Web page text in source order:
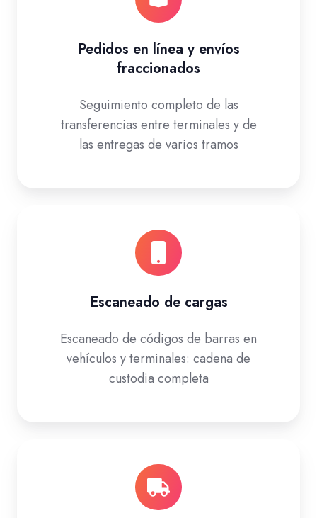
Pedidos en línea y envíos
fraccionados
Seguimiento completo de las
transferencias entre terminales y de
las entregas de varios tramos
Escaneado de cargas
Escaneado de códigos de barras en
vehículos y terminales: cadena de
custodia completa